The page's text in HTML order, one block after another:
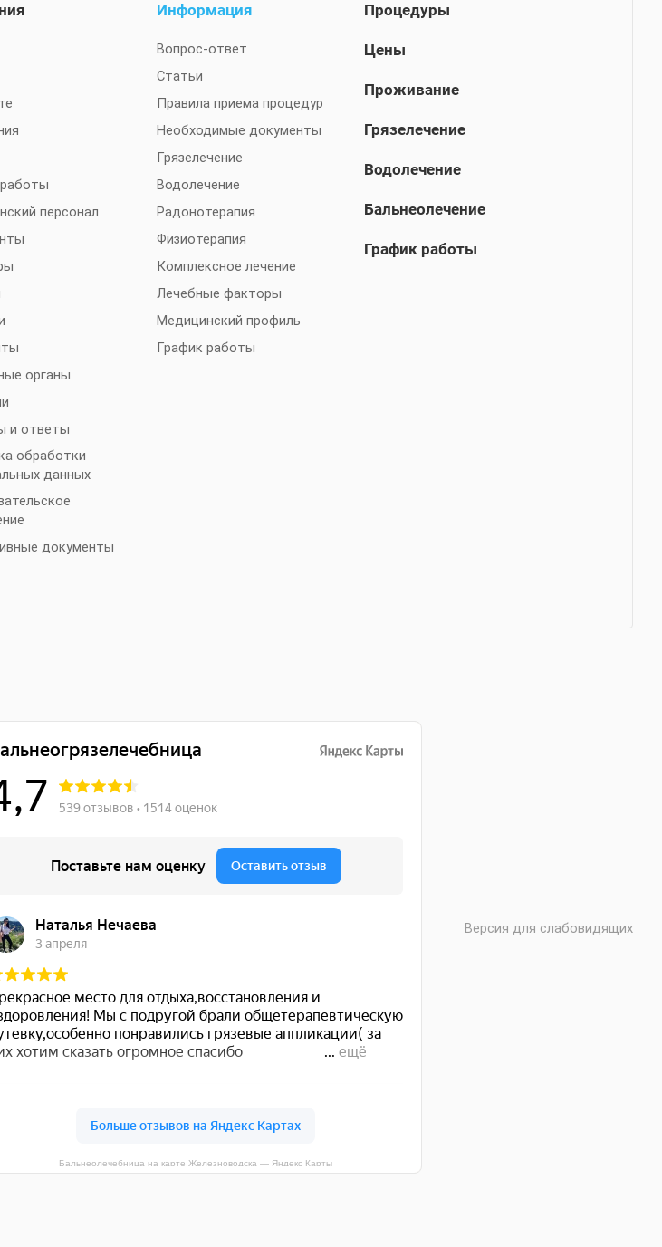
персонал
органы
и ответы
обработки
данных
документы
Информация
Вопрос-ответ
Статьи
Правила приема процедур
Необходимые документы
Грязелечение
Водолечение
Радонотерапия
Физиотерапия
Комплексное лечение
Лечебные факторы
Медицинский профиль
График работы
Процедуры
Цены
Проживание
Грязелечение
Водолечение
Бальнеолечение
График работы
Бальнеолечебница на карте Железноводска — Яндекс Карты
Версия для слабовидящих